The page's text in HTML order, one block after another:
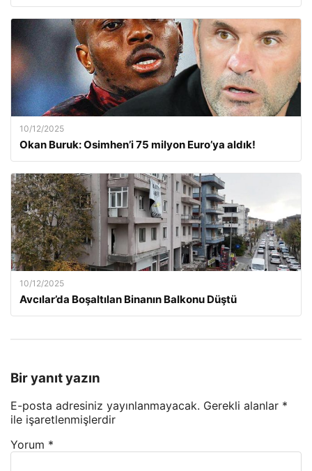
10/12/2025
Okan Buruk: Osimhen’i 75 milyon Euro’ya aldık!
10/12/2025
Avcılar’da Boşaltılan Binanın Balkonu Düştü
Bir yanıt yazın
E-posta adresiniz yayınlanmayacak. Gerekli alanlar *
ile işaretlenmişlerdir
Yorum *